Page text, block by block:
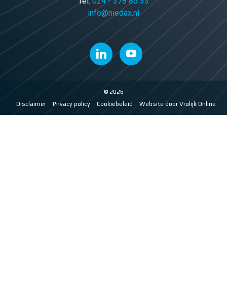
info@niedax.nl
© 2026
Disclaimer
Privacy policy Cookiebeleid Website door Vrolijk Online